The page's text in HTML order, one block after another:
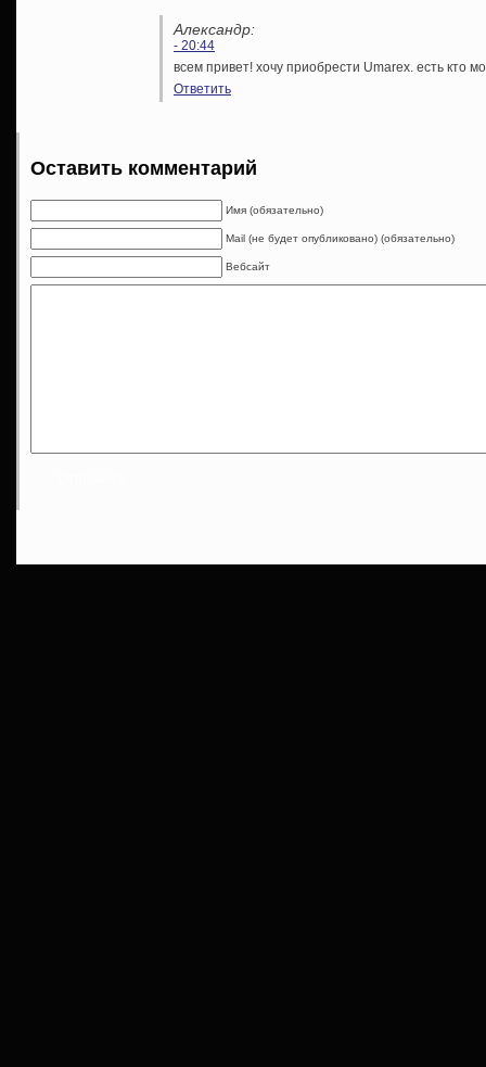
Александр:
- 20:44
всем привет! хочу приобрести Umarex. есть кто
Ответить
Оставить комментарий
Имя (обязательно)
Mail (не будет опубликовано) (обязательно)
Вебсайт